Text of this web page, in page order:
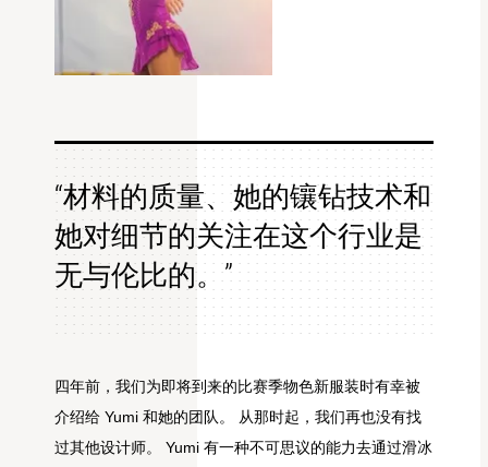
“材料的质量、她的镶钻技术和
她对细节的关注在这个行业是
无与伦比的。”
四年前，我们为即将到来的比赛季物色新服装时有幸被
介绍给 Yumi 和她的团队。 从那时起，我们再也没有找
过其他设计师。 Yumi 有一种不可思议的能力去通过滑冰